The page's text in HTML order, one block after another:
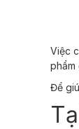
Việc
phẩm
Để